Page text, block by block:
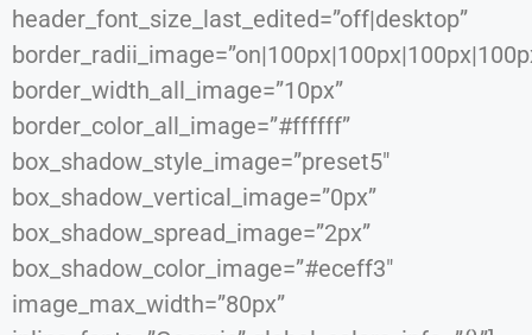
header_font_size_last_edited=”off|desktop”
border_width_all_image=”10px”
border_color_all_image=”#ffffff”
box_shadow_style_image=”preset5″
box_shadow_vertical_image=”0px”
box_shadow_spread_image=”2px”
box_shadow_color_image=”#eceff3″
image_max_width=”80px”